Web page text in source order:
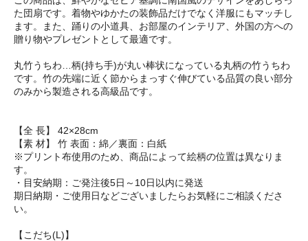
た団扇です。着物やゆかたの装飾品だけでなく洋服にもマッチし
ます。また、踊りの小道具、お部屋のインテリア、外国の方への
贈り物やプレゼントとして最適です。
丸竹うちわ…柄(持ち手)が丸い棒状になっている丸柄の竹うちわ
です。竹の先端に近く節からまっすぐ伸びている品質の良い部分
のみから製造される高級品です。
【全 長】 42×28cm
【素 材】 竹 表面：綿／裏面：白紙
※プリント布使用のため、商品によって絵柄の位置は異なりま
す。
・目安納期：ご発注後5日～10日以内に発送
期日納期・ご使用日などございましたらお気軽にご相談くださ
い。
【こだち(L)】